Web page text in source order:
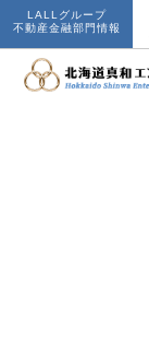
LALLグループ
不動産金融部門情報